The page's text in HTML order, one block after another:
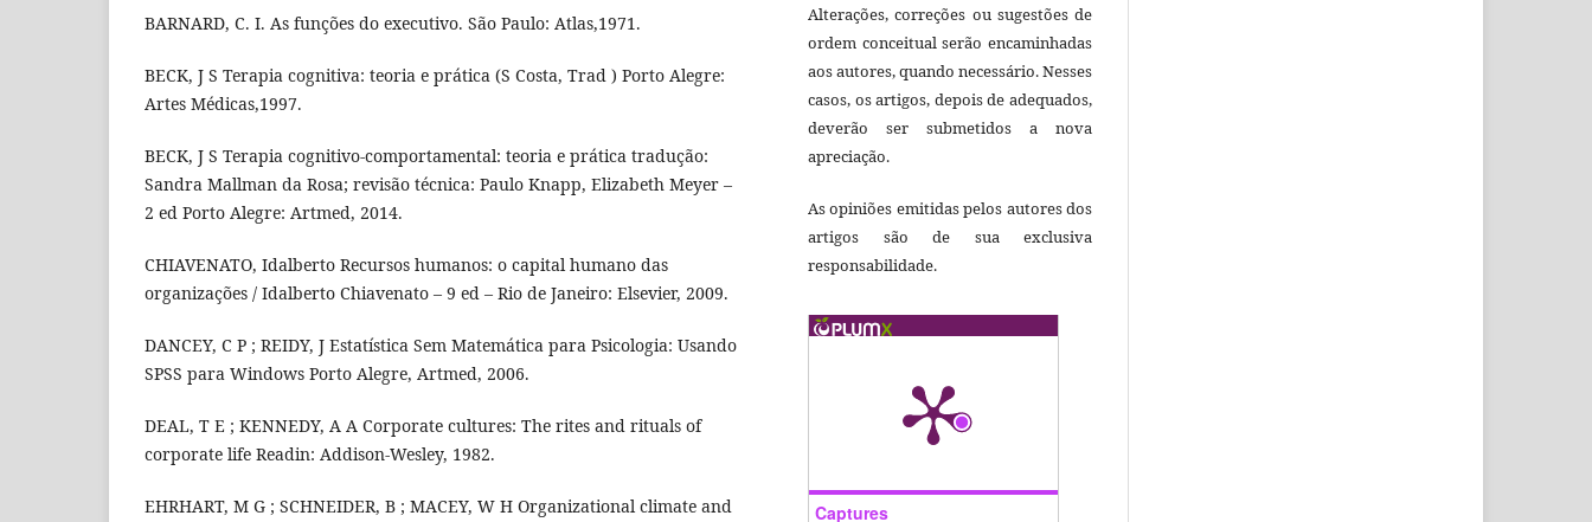
BARNARD, C. I. As funções do executivo. São Paulo: Atlas,1971.
BECK, J S Terapia cognitiva: teoria e prática (S Costa, Trad ) Porto Alegre:
Artes Médicas,1997.
BECK, J S Terapia cognitivo-comportamental: teoria e prática tradução:
Sandra Mallman da Rosa; revisão técnica: Paulo Knapp, Elizabeth Meyer –
2 ed Porto Alegre: Artmed, 2014.
CHIAVENATO, Idalberto Recursos humanos: o capital humano das
organizações / Idalberto Chiavenato – 9 ed – Rio de Janeiro: Elsevier, 2009.
DANCEY, C P ; REIDY, J Estatística Sem Matemática para Psicologia: Usando
SPSS para Windows Porto Alegre, Artmed, 2006.
DEAL, T E ; KENNEDY, A A Corporate cultures: The rites and rituals of
corporate life Readin: Addison-Wesley, 1982.
EHRHART, M G ; SCHNEIDER, B ; MACEY, W H Organizational climate and
Alterações, correções ou sugestões de
ordem conceitual serão encaminhadas
aos autores, quando necessário. Nesses
casos, os artigos, depois de adequados,
deverão ser submetidos a nova
apreciação.
As opiniões emitidas pelos autores dos
artigos são de sua exclusiva
responsabilidade.
Captures